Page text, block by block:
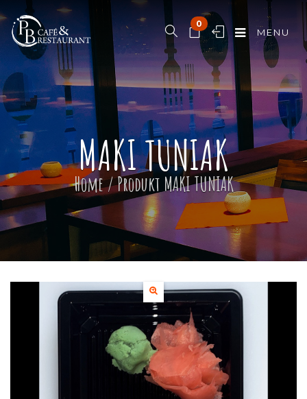
0
MENU
MAKI TUNIAK
Home/ Produkt MAKI TUNIAK